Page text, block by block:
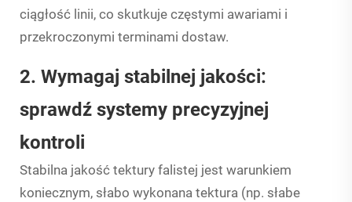
ciągłość linii, co skutkuje częstymi awariami i
przekroczonymi terminami dostaw.
2. Wymagaj stabilnej jakości:
sprawdź systemy precyzyjnej
kontroli
Stabilna jakość tektury falistej jest warunkiem
koniecznym, słabo wykonana tektura (np. słabe